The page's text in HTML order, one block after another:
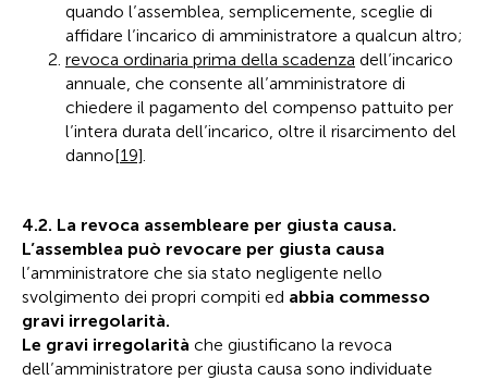
quando l’assemblea, semplicemente, sceglie di
affidare l’incarico di amministratore a qualcun altro;
revoca ordinaria prima della scadenza dell’incarico
annuale, che consente all’amministratore di
chiedere il pagamento del compenso pattuito per
l’intera durata dell’incarico, oltre il risarcimento del
danno[19].
4.2. La revoca assembleare per giusta causa.
L’assemblea può revocare per giusta causa
l’amministratore che sia stato negligente nello
svolgimento dei propri compiti ed abbia commesso
gravi irregolarità.
Le gravi irregolarità che giustificano la revoca
dell’amministratore per giusta causa sono individuate